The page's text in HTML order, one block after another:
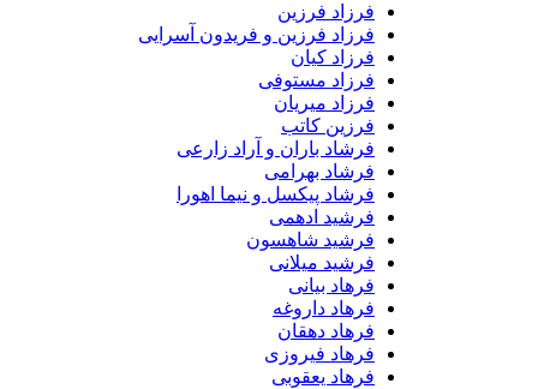
فرزاد فرزین
فرزاد فرزین و فریدون آسرایی
فرزاد کیان
فرزاد مستوفی
فرزاد میریان
فرزین کاتب
فرشاد باران و آراد زارعی
فرشاد بهرامی
فرشاد پیکسل و نیما اهورا
فرشید ادهمی
فرشید شاهسون
فرشید میلانی
فرهاد بیانی
فرهاد داروغه
فرهاد دهقان
فرهاد فیروزی
فرهاد یعقوبی